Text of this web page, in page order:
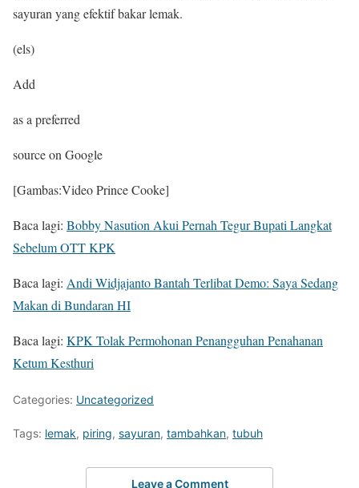
sayuran yang efektif bakar lemak.
(els)
Add
as a preferred
source on Google
[Gambas:Video Prince Cooke]
Baca lagi: Bobby Nasution Akui Pernah Tegur Bupati Langkat
Sebelum OTT KPK
Baca lagi: Andi Widjajanto Bantah Terlibat Demo: Saya Sedang
Makan di Bundaran HI
Baca lagi: KPK Tolak Permohonan Penangguhan Penahanan
Ketum Kesthuri
Categories: Uncategorized
Tags: lemak, piring, sayuran, tambahkan, tubuh
Leave a Comment